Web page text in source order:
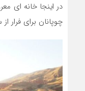
در اینجا خانه ای
چوپانان برای فرار